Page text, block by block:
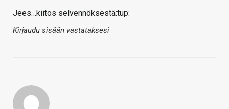
Jees…kiitos selvennöksestä:tup:
Kirjaudu sisään vastataksesi